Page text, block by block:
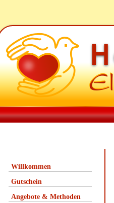
Willkommen
Gutschein
Angebote & Methoden